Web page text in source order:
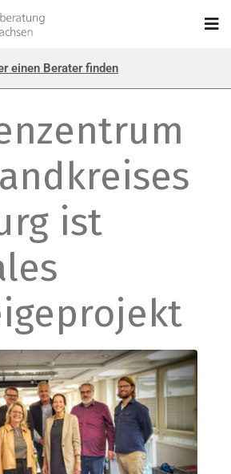
einen Berater finden
ist